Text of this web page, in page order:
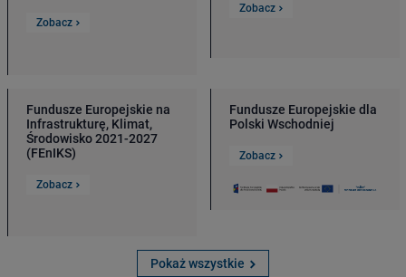
Zobacz
Zobacz
Fundusze Europejskie na
Infrastrukturę, Klimat,
Środowisko 2021-2027
(FEnIKS)
Zobacz
Fundusze Europejskie dla
Polski Wschodniej
Zobacz
Pokaż wszystkie